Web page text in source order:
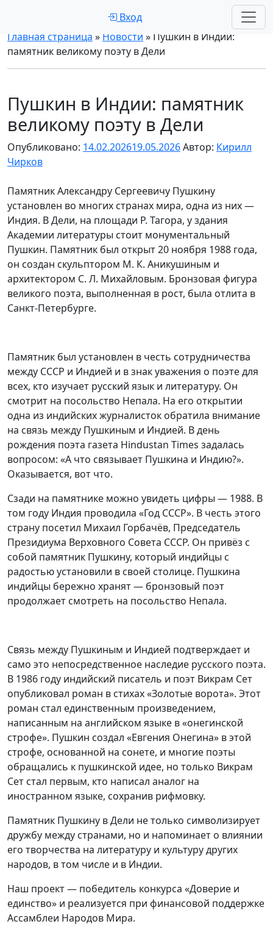
Вход
Главная страница » Новости » Пушкин в Индии:
памятник великому поэту в Дели
Пушкин в Индии: памятник
великому поэту в Дели
Опубликовано: 14.02.202619.05.2026Автор: Кирилл
Чирков
Памятник Александру Сергеевичу Пушкину
установлен во многих странах мира, одна из них —
Индия. В Дели, на площади Р. Тагора, у здания
Академии литературы стоит монументальный
Пушкин. Памятник был открыт 20 ноября 1988 года,
он создан скульптором М. К. Аникушиным и
архитектором С. Л. Михайловым. Бронзовая фигура
великого поэта, выполненная в рост, была отлита в
Санкт-Петербурге.
Памятник был установлен в честь сотрудничества
между СССР и Индией и в знак уважения о поэте для
всех, кто изучает русский язык и литературу. Он
смотрит на посольство Непала. На его открытии
одна из индийских журналисток обратила внимание
на связь между Пушкиным и Индией. В день
рождения поэта газета Hindustan Times задалась
вопросом: «А что связывает Пушкина и Индию?».
Оказывается, вот что.
Сзади на памятнике можно увидеть цифры — 1988. В
том году Индия проводила «Год СССР». В честь этого
страну посетил Михаил Горбачёв, Председатель
Президиума Верховного Совета СССР. Он привёз с
собой памятник Пушкину, который индийцы с
радостью установили в своей столице. Пушкина
индийцы бережно хранят — бронзовый поэт
продолжает смотреть на посольство Непала.
Связь между Пушкиным и Индией подтверждает и
само это непосредственное наследие русского поэта.
В 1986 году индийский писатель и поэт Викрам Сет
опубликовал роман в стихах «Золотые ворота». Этот
роман стал единственным произведением,
написанным на английском языке в «онегинской
строфе». Пушкин создал «Евгения Онегина» в этой
строфе, основанной на сонете, и многие поэты
обращались к пушкинской идее, но только Викрам
Сет стал первым, кто написал аналог на
иностранном языке, сохранив рифмовку.
Памятник Пушкину в Дели не только символизирует
дружбу между странами, но и напоминает о влиянии
его творчества на литературу и культуру других
народов, в том числе и в Индии.
Наш проект — победитель конкурса «Доверие и
единство» и реализуется при финансовой поддержке
Ассамблеи Народов Мира.